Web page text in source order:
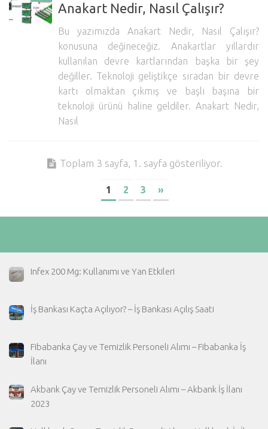
Anakart Nedir, Nasıl Çalışır?
Bu yazımızda Anakart Nedir, Nasıl Çalışır?
konusuna değineceğiz. Anakartlar yıllardır
kullanılan devre kartlarından başka bir şey
değiller. Teknoloji geliştikçe sıradan bir devre
kartı olmaktan çıkmış ve başlı başına bir
teknoloji ürünü haline geldiler. Anakart Nedir,
Nasıl
Toplam 3 sayfa, 1. sayfa gösteriliyor.
1 2 3 »
Infex 200 Mg: Kullanımı ve Yan Etkileri
İş Bankası Kaçta Açılıyor? – İş Bankası Açılış Saati
Fibabanka Çay ve Temizlik Personeli Alımı – Fibabanka İş
İlanı
Akbank Çay ve Temizlik Personeli Alımı – Akbank İş İlanı
2023